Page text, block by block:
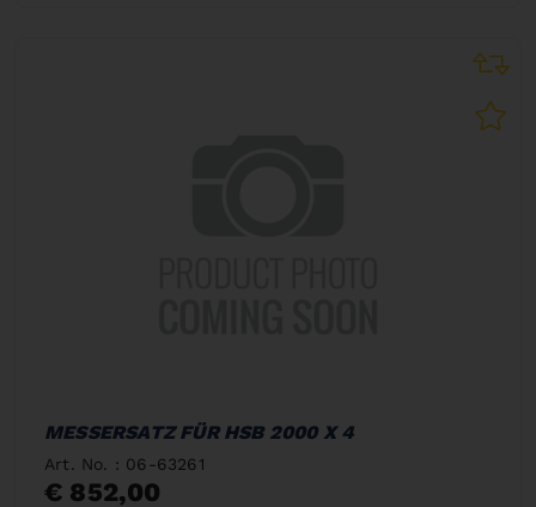
MESSERSATZ FÜR HSB 2000 X 4
Art. No. : 06-63261
€ 852,00